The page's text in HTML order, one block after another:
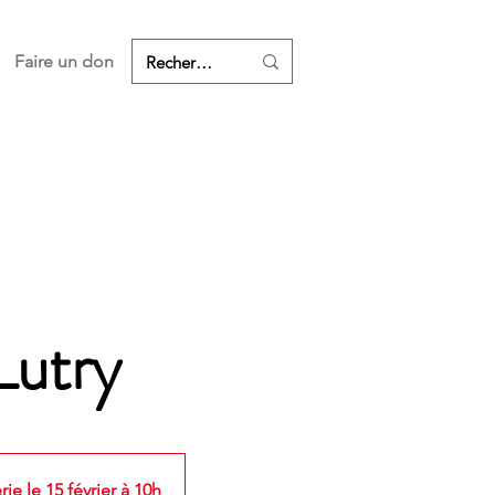
Faire un don
le 15 février à 10h